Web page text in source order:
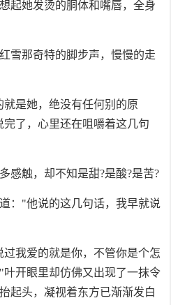
起她发烫的胴体和嘴唇，全身
雪那奇特的脚步声，慢慢的走
是她，绝没有任何别的原
了，心里还在咀嚼着这几句
感触，却不知是甜?是酸?是苦?
："他说的这几句话，我早就说
我爱的就是你，不管你是个怎
开眼里却仿佛又出现了一抹令
起头，凝视着东方已渐渐发白